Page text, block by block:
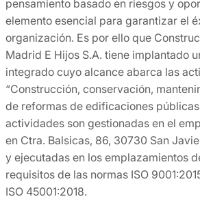
pensamiento basado en riesgos y
elemento esencial para garantizar el
organización. Es por ello que
Madrid E Hijos S.A. tiene implantado
integrado cuyo alcance abarca las
“Construcción, conservación,
de reformas de edificaciones
actividades son gestionadas en el
en Ctra. Balsicas, 86, 30730 San
y ejecutadas en los emplazamientos
requisitos de las normas ISO
ISO 45001:2018.